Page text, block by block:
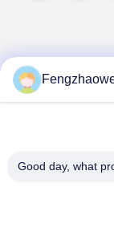
Shenzhen
Good day, what